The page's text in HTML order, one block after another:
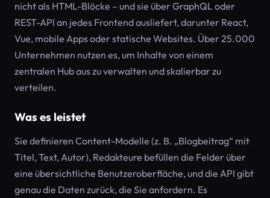
nicht als HTML-Blöcke – und sie über GraphQL oder
REST-API an jedes Frontend ausliefert, darunter React,
Vue, mobile Apps oder statische Websites. Über 25.000
Unternehmen nutzen es, um Inhalte von einem
zentralen Hub aus zu verwalten und skalierbar zu
verteilen.
Was es leistet
Sie definieren Content-Modelle (z. B. „Blogbeitrag“ mit
Titel, Text, Autor), Redakteure befüllen die Felder über
eine übersichtliche Benutzeroberfläche, und die API gibt
genau die Daten zurück, die Sie anfordern. Es